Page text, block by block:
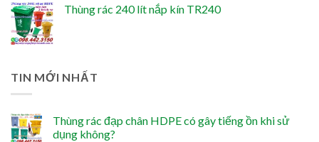
Thùng rác 240 lít nắp kín TR240
TIN MỚI NHẤT
Thùng rác đạp chân HDPE có gây tiếng ồn khi sử
dụng không?